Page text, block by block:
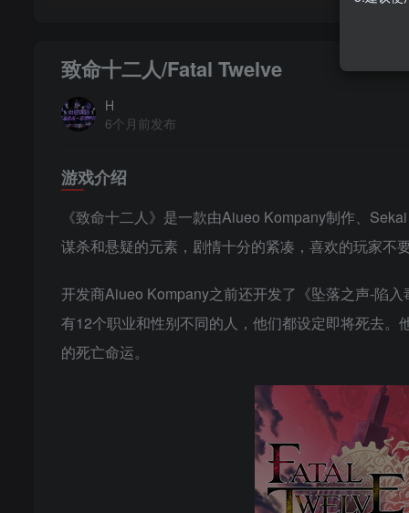
致命十二人/Fatal Twelve
H
6个月前发布
游戏介绍
《致命十二人》是一款由Aiueo Kompany制作、
谋杀和悬疑的元素，剧情十分的紧凑，喜欢的玩家不
开发商Aiueo Kompany之前还开发了《坠落之声-陷
有12个职业和性别不同的人，他们都设定即将死去。
的死亡命运。